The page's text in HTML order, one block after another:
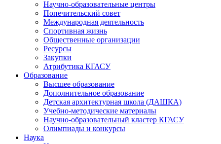
Научно-образовательные центры
Попечительский совет
Международная деятельность
Спортивная жизнь
Общественные организации
Ресурсы
Закупки
Атрибутика КГАСУ
Образование
Высшее образование
Дополнительное образование
Детская архитектурная школа (ДАШКА)
Учебно-методические материалы
Научно-образовательный кластер КГАСУ
Олимпиады и конкурсы
Наука